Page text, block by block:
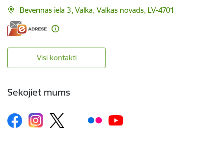
Beverīnas iela 3, Valka, Valkas novads, LV-4701
Visi kontakti
Sekojiet mums